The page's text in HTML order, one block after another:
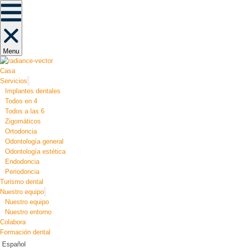
Menu
Casa
Servicios
Implantes dentales
Todos en 4
Todos a las 6
Zigomáticos
Ortodoncia
Odontología general
Odontología estética
Endodoncia
Periodoncia
Turismo dental
Nuestro equipo
Nuestro equipo
Nuestro entorno
Colabora
Formación dental
Español